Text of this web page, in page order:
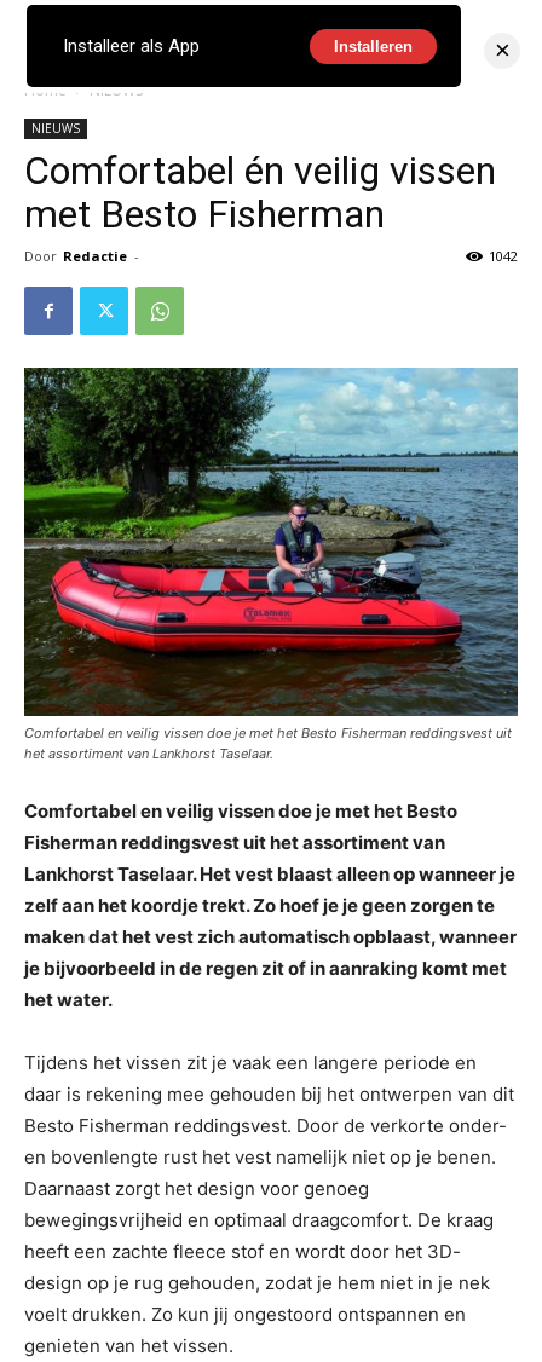
Home NIEUWS
NIEUWS
Comfortabel én veilig vissen
met Besto Fisherman
Door Redactie - 1042
Comfortabel en veilig vissen doe je met het Besto Fisherman reddingsvest uit
het assortiment van Lankhorst Taselaar.
Comfortabel en veilig vissen doe je met het Besto
Fisherman reddingsvest uit het assortiment van
Lankhorst Taselaar. Het vest blaast alleen op wanneer je
zelf aan het koordje trekt. Zo hoef je je geen zorgen te
maken dat het vest zich automatisch opblaast, wanneer
je bijvoorbeeld in de regen zit of in aanraking komt met
het water.
Tijdens het vissen zit je vaak een langere periode en
daar is rekening mee gehouden bij het ontwerpen van dit
Besto Fisherman reddingsvest. Door de verkorte onder-
en bovenlengte rust het vest namelijk niet op je benen.
Daarnaast zorgt het design voor genoeg
bewegingsvrijheid en optimaal draagcomfort. De kraag
heeft een zachte fleece stof en wordt door het 3D-
design op je rug gehouden, zodat je hem niet in je nek
voelt drukken. Zo kun jij ongestoord ontspannen en
genieten van het vissen.
Installeer als App Installeren ×